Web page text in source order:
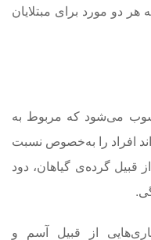
دو مورد برای مبتلایان
می‌شود که مربوط به
افراد را به‌خصوص نسبت
قبیل گرده‌ی گیاهان، دود
از قبیل آسم و